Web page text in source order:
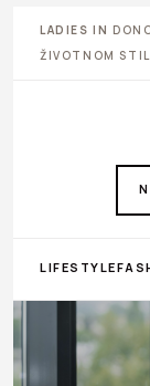
LADIES IN
ŽIVOTNOM
LIFESTYLE